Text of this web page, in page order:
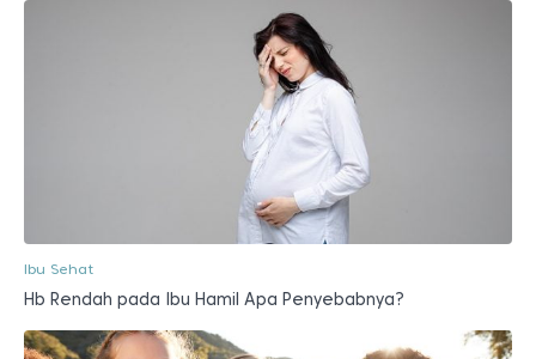
Ibu Sehat
Hb Rendah pada Ibu Hamil Apa Penyebabnya?